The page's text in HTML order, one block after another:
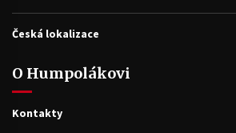
Česká lokalizace
O Humpolákovi
Kontakty